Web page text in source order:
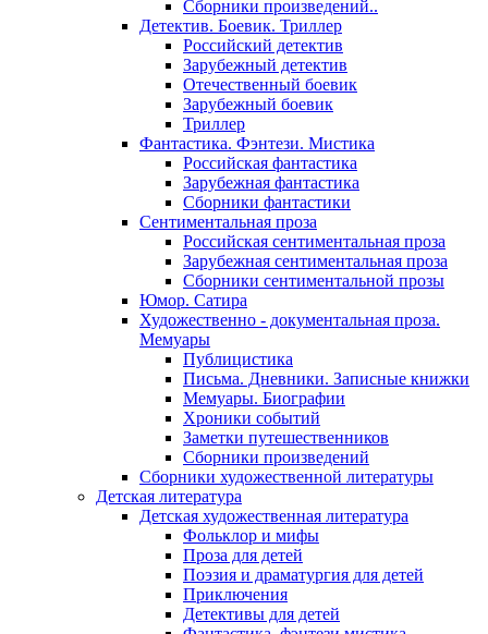
Сборники произведений..
Детектив. Боевик. Триллер
Российский детектив
Зарубежный детектив
Отечественный боевик
Зарубежный боевик
Триллер
Фантастика. Фэнтези. Мистика
Российская фантастика
Зарубежная фантастика
Сборники фантастики
Сентиментальная проза
Российская сентиментальная проза
Зарубежная сентиментальная проза
Сборники сентиментальной прозы
Юмор. Сатира
Художественно - документальная проза.
Мемуары
Публицистика
Письма. Дневники. Записные книжки
Мемуары. Биографии
Хроники событий
Заметки путешественников
Сборники произведений
Сборники художественной литературы
Детская литература
Детская художественная литература
Фольклор и мифы
Проза для детей
Поэзия и драматургия для детей
Приключения
Детективы для детей